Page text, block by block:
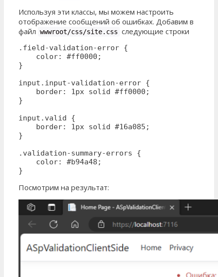
Используя эти классы, мы можем настроить
отображение сообщений об ошибках. Добавим в
файл wwwroot/css/site.css следующие строки
.field-validation-error {
    color: #ff0000;
}
input.input-validation-error {
    border: 1px solid #ff0000;
}
input.valid {
    border: 1px solid #16a085;
}
.validation-summary-errors {
    color: #b94a48;
}
Посмотрим на результат: